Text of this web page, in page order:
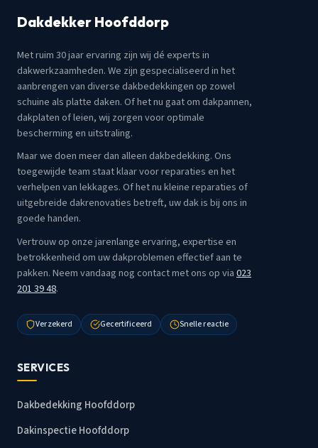
Dakdekker Hoofddorp
Met ruim 30 jaar ervaring zijn wij dé experts in
dakwerkzaamheden. We zijn gespecialiseerd in het
aanbrengen van diverse dakbedekkingen op zowel
schuine als platte daken. Of het nu gaat om dakpannen,
dakplaten of leien, wij zorgen voor optimale
bescherming en uitstraling.
Maar we doen meer dan alleen dakbedekking. Ons
toegewijde team staat klaar voor reparaties en het
verhelpen van lekkages. Of het nu kleine reparaties of
uitgebreide dakrenovaties betreft, uw dak is bij ons in
goede handen.
Vertrouw op onze jarenlange ervaring, expertise en
betrokkenheid om uw dakproblemen effectief aan te
pakken. Neem vandaag nog contact met ons op via023
201 39 48.
Verzekerd Gecertificeerd Snelle reactie
SERVICES
Dakbedekking Hoofddorp
Dakinspectie Hoofddorp